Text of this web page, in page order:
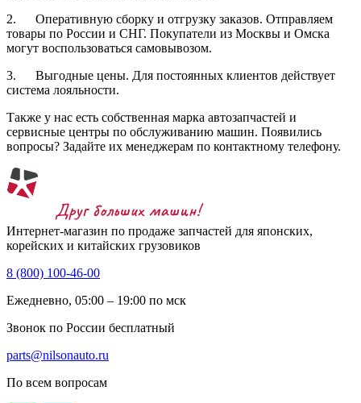
2. Оперативную сборку и отгрузку заказов. Отправляем
товары по России и СНГ. Покупатели из Москвы и Омска
могут воспользоваться самовывозом.
3. Выгодные цены. Для постоянных клиентов действует
система лояльности.
Также у нас есть собственная марка автозапчастей и
сервисные центры по обслуживанию машин. Появились
вопросы? Задайте их менеджерам по контактному телефону.
Интернет-магазин по продаже запчастей для японских,
корейских и китайских грузовиков
8 (800) 100-46-00
Ежедневно, 05:00 – 19:00 по мск
Звонок по России бесплатный
parts@nilsonauto.ru
По всем вопросам